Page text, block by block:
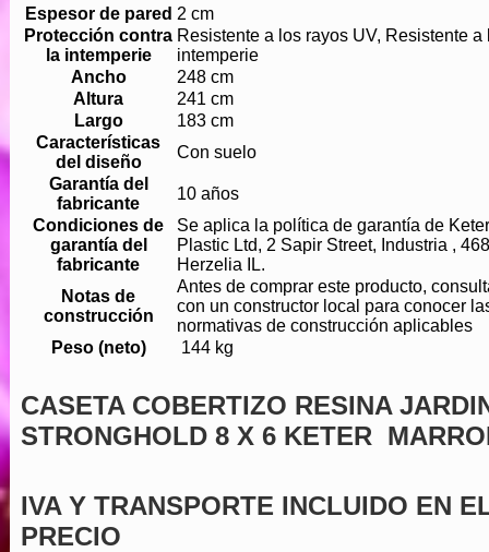
Espesor de pared 2 cm
Protección contra
la intemperie
Resistente a los rayos UV, Resistente a
intemperie
Ancho
248 cm
Altura
241 cm
Largo
183 cm
Características
del diseño
Con suelo
Garantía del
fabricante
10 años
Condiciones de
garantía del
fabricante
Se aplica la política de garantía de Keter
Plastic Ltd, 2 Sapir Street, Industria ,
Herzelia IL.
Notas de
construcción
Antes de comprar este producto,
con un constructor local para conocer
normativas de construcción aplicables
Peso (neto)
144 kg
CASETA COBERTIZO RESINA
STRONGHOLD 8 X 6 KETER
IVA Y TRANSPORTE INCLUIDO EN
PRECIO